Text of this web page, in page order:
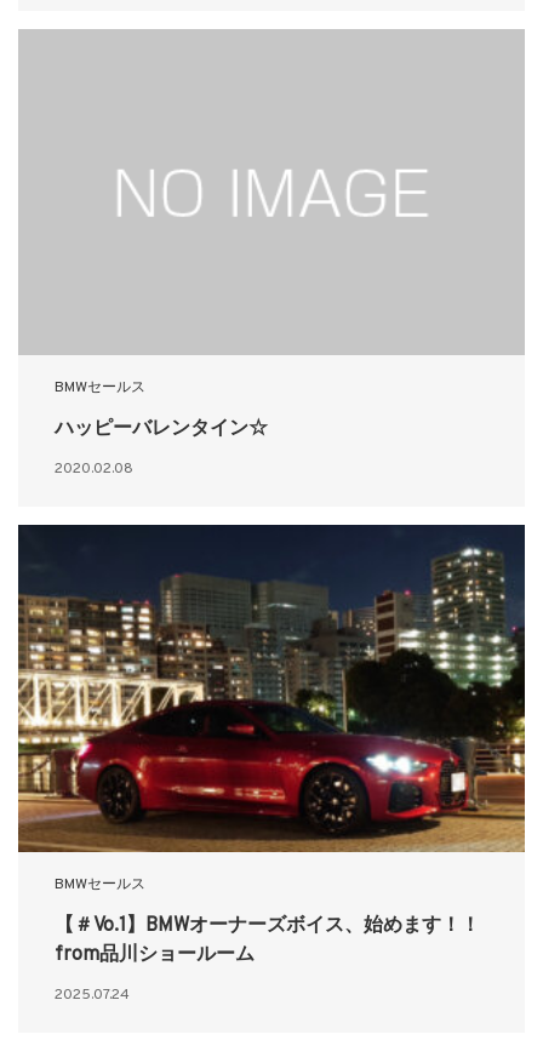
BMWセールス
ハッピーバレンタイン☆
2020.02.08
BMWセールス
【＃Vo.1】BMWオーナーズボイス、始めます！！
from品川ショールーム
2025.07.24